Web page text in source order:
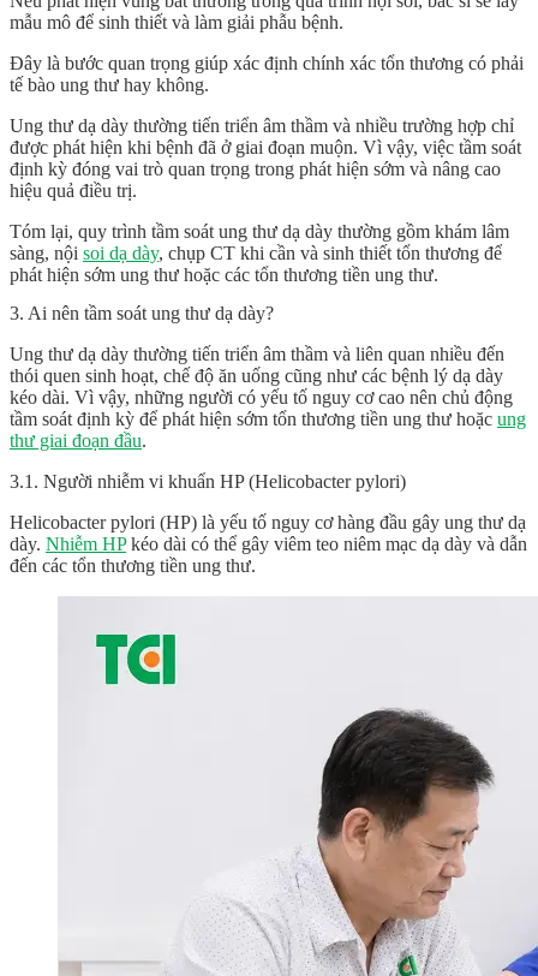
mẫu mô để sinh thiết và làm giải phẫu bệnh.
Đây là bước quan trọng giúp xác định chính xác tổn thương có phải
tế bào ung thư hay không.
Ung thư dạ dày thường tiến triển âm thầm và nhiều trường hợp chỉ
được phát hiện khi bệnh đã ở giai đoạn muộn. Vì vậy, việc tầm soát
định kỳ đóng vai trò quan trọng trong phát hiện sớm và nâng cao
hiệu quả điều trị.
Tóm lại, quy trình tầm soát ung thư dạ dày thường gồm khám lâm
sàng, nội soi dạ dày, chụp CT khi cần và sinh thiết tổn thương để
phát hiện sớm ung thư hoặc các tổn thương tiền ung thư.
3. Ai nên tầm soát ung thư dạ dày?
Ung thư dạ dày thường tiến triển âm thầm và liên quan nhiều đến
thói quen sinh hoạt, chế độ ăn uống cũng như các bệnh lý dạ dày
kéo dài. Vì vậy, những người có yếu tố nguy cơ cao nên chủ động
tầm soát định kỳ để phát hiện sớm tổn thương tiền ung thư hoặc ung
thư giai đoạn đầu.
3.1. Người nhiễm vi khuẩn HP (Helicobacter pylori)
Helicobacter pylori (HP) là yếu tố nguy cơ hàng đầu gây ung thư dạ
dày. Nhiễm HPkéo dài có thể gây viêm teo niêm mạc dạ dày và dẫn
đến các tổn thương tiền ung thư.